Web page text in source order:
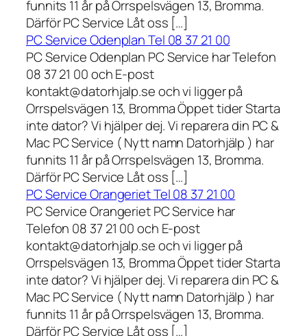
funnits 11 år på Orrspelsvägen 13, Bromma.
Därför PC Service Låt oss […]
PC Service Odenplan Tel 08 37 21 00
PC Service Odenplan PC Service har Telefon
08 37 21 00 och E-post
kontakt@datorhjalp.se och vi ligger på
Orrspelsvägen 13, Bromma Öppet tider Starta
inte dator? Vi hjälper dej. Vi reparera din PC &
Mac PC Service ( Nytt namn Datorhjälp ) har
funnits 11 år på Orrspelsvägen 13, Bromma.
Därför PC Service Låt oss […]
PC Service Orangeriet Tel 08 37 21 00
PC Service Orangeriet PC Service har
Telefon 08 37 21 00 och E-post
kontakt@datorhjalp.se och vi ligger på
Orrspelsvägen 13, Bromma Öppet tider Starta
inte dator? Vi hjälper dej. Vi reparera din PC &
Mac PC Service ( Nytt namn Datorhjälp ) har
funnits 11 år på Orrspelsvägen 13, Bromma.
Därför PC Service Låt oss […]